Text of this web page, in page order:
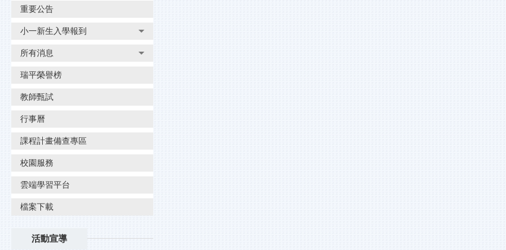
重要公告
小一新生入學報到
所有消息
瑞平榮譽榜
教師甄試
行事曆
課程計畫備查專區
校園服務
雲端學習平台
檔案下載
活動宣導